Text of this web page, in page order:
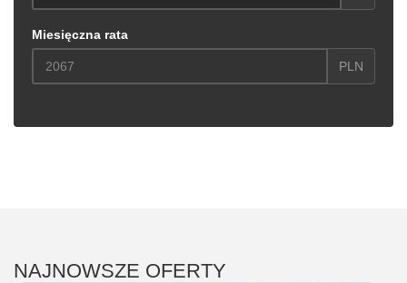
Miesięczna rata
PLN
NAJNOWSZE OFERTY